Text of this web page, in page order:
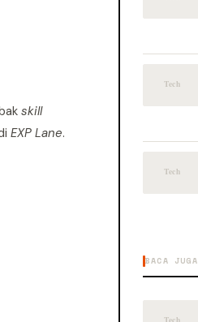
skill
EXP Lane.
BACA JUGA